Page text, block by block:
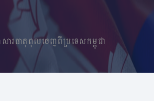
សារធាតុពុលចេញពីប្រទេសកម្ពុជា